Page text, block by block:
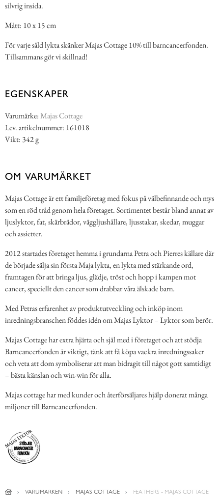
silvrig insida.
Mått: 10 x 15 cm
För varje såld lykta skänker Majas Cottage 10% till barncancerfonden.
Tillsammans gör vi skillnad!
EGENSKAPER
Varumärke:Majas Cottage
Lev. artikelnummer: 161018
Vikt: 342 g
OM VARUMÄRKET
Majas Cottage är ett familjeföretag med fokus på välbefinnande och mys
som en röd tråd genom hela företaget. Sortimentet består bland annat av
ljuslyktor, fat, skärbrädor, väggljushållare, ljusstakar, skedar, muggar
och assietter.
2012 startades företaget hemma i grundarna Petra och Pierres källare där
de började sälja sin första Maja lykta, en lykta med stärkande ord,
framtagen för att bringa ljus, glädje, tröst och hopp i kampen mot
cancer, speciellt den cancer som drabbar våra älskade barn.
Med Petras erfarenhet av produktutveckling och inköp inom
inredningsbranschen föddes idén om Majas Lyktor – Lyktor som berör.
Majas Cottage har extra hjärta och själ med i företaget och att stödja
Barncancerfonden är viktigt, tänk att få köpa vackra inredningssaker
och veta att dom symboliserar att man bidragit till något gott samtidigt
– bästa känslan och win-win för alla.
Majas cottage har med kunder och återförsäljares hjälp donerat många
miljoner till Barncancerfonden.
VARUMÄRKEN MAJAS COTTAGE FEATHERS - MAJAS COTTAGE